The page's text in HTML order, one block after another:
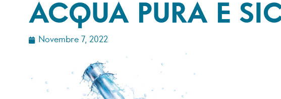
ACQUA PURA E
Novembre 7, 2022